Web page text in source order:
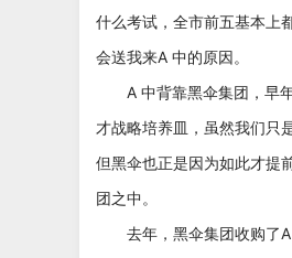
什么考试，全市前五基本上
会送我来A 中的原因。
A 中背靠黑伞集团，早年
才战略培养皿，虽然我们只
但黑伞也正是因为如此才提
团之中。
去年，黑伞集团收购了A